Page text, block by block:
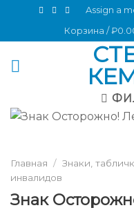
content
Assign a
Корзина / ₽
Главная / Знаки,
инвалидов
Знак